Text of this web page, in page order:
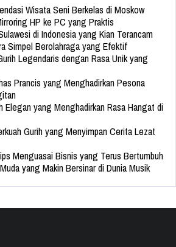
Wisata Seni Berkelas di Moskow
HP ke PC yang Praktis
di Indonesia yang Kian Terancam
Simpel Berolahraga yang Efektif
Legendaris dengan Rasa Unik yang
Prancis yang Menghadirkan Pesona
Elegan yang Menghadirkan Rasa Hangat di
Gurih yang Menyimpan Cerita Lezat
Menguasai Bisnis yang Terus Bertumbuh
yang Makin Bersinar di Dunia Musik